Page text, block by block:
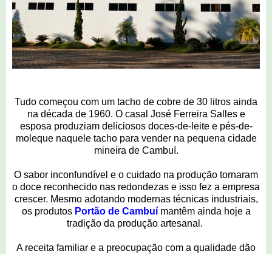
Tudo começou com um tacho de cobre de 30 litros ainda
na década de 1960. O casal José Ferreira Salles e
esposa produziam deliciosos doces-de-leite e pés-de-
moleque naquele tacho para vender na pequena cidade
mineira de Cambuí.
O sabor inconfundível e o cuidado na produção tornaram
o doce reconhecido nas redondezas e isso fez a empresa
crescer. Mesmo adotando modernas técnicas industriais,
os produtos Portão de Cambuímantêm ainda hoje a
tradição da produção artesanal.
A receita familiar e a preocupação com a qualidade dão